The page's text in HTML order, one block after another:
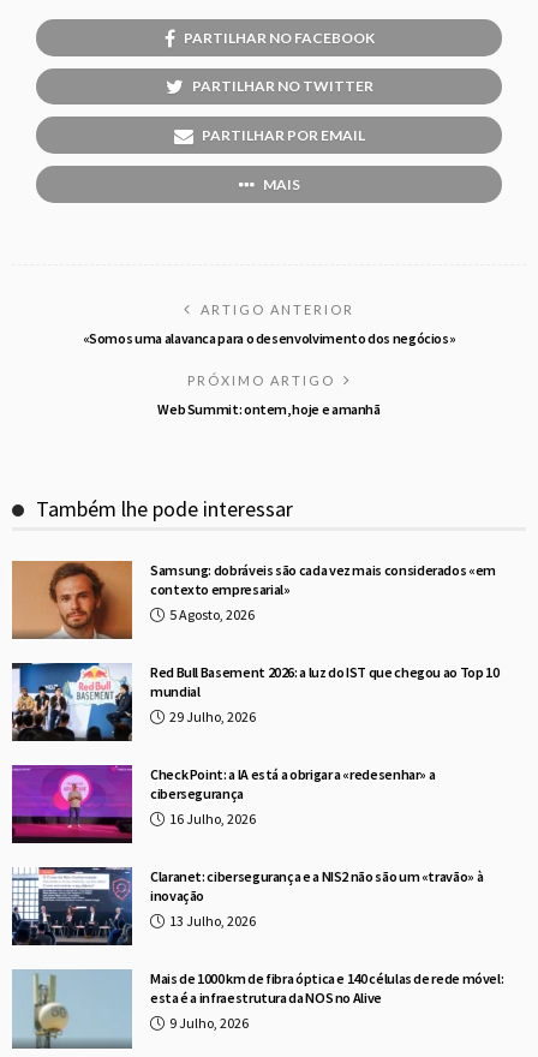
PARTILHAR NO FACEBOOK
PARTILHAR NO TWITTER
PARTILHAR POR EMAIL
MAIS
ARTIGO ANTERIOR
«Somos uma alavanca para o desenvolvimento dos negócios»
PRÓXIMO ARTIGO
Web Summit: ontem, hoje e amanhã
Também lhe pode interessar
Samsung: dobráveis são cada vez mais considerados «em
contexto empresarial»
5 Agosto, 2026
Red Bull Basement 2026: a luz do IST que chegou ao Top 10
mundial
29 Julho, 2026
Check Point: a IA está a obrigar a «redesenhar» a
cibersegurança
16 Julho, 2026
Claranet: cibersegurança e a NIS2 não são um «travão» à
inovação
13 Julho, 2026
Mais de 1000 km de fibra óptica e 140 células de rede móvel:
esta é a infraestrutura da NOS no Alive
9 Julho, 2026